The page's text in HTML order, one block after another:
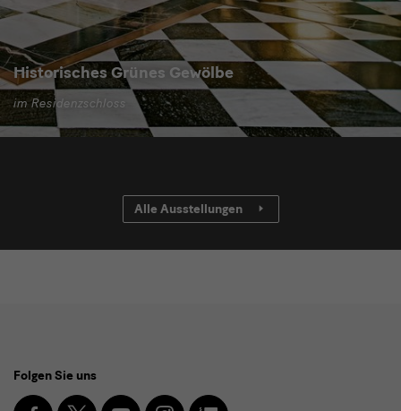
Historisches Grünes Gewölbe
im Residenzschloss
Alle Ausstellungen
Media
Folgen Sie uns